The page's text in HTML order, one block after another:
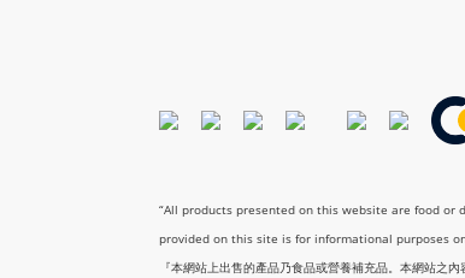
“All products presented on this website are food
provided on this site is for informational purposes
『本網站上出售的產品乃食品或營養補充品。本網站之